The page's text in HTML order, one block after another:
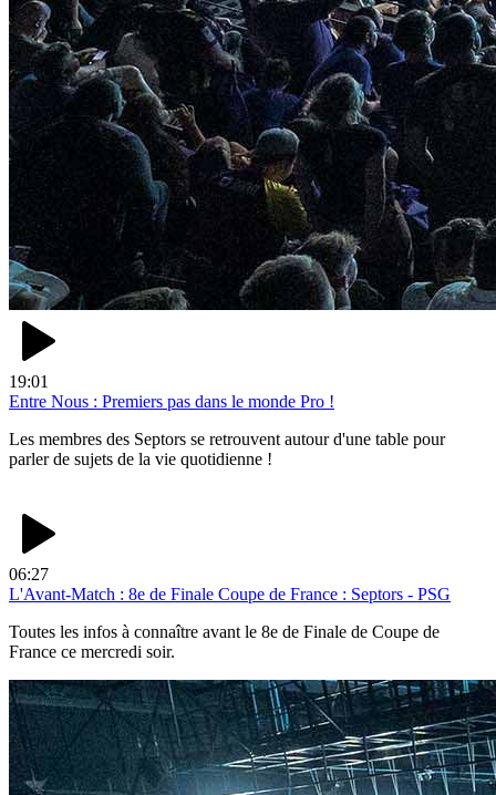
19:01
Entre Nous : Premiers pas dans le monde Pro !
Les membres des Septors se retrouvent autour d'une table pour
parler de sujets de la vie quotidienne !
06:27
L'Avant-Match : 8e de Finale Coupe de France : Septors - PSG
Toutes les infos à connaître avant le 8e de Finale de Coupe de
France ce mercredi soir.